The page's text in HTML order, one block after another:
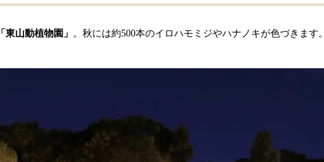
「東山動植物園」 。秋には約500本のイロハモミジやハナノキが色づきます。